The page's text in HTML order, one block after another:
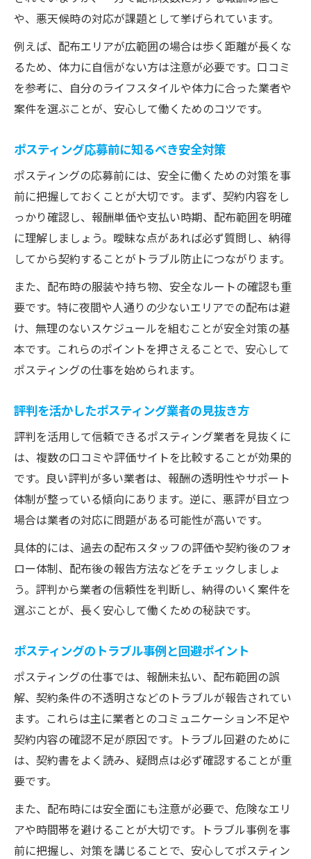
1000枚配布の費用と相場感を口コミで知る
意点
単価や枚数で変わるポスティング報酬の現
実
は
ポスティング応募時に注意すべき評判ポイ
ント
怪しいポスティング求人を避けるための基
準
トラブル回避のための応募チェックリスト
応募前に確認したいポスティングの信頼性
評判を活用した失敗しない応募のコツ
口コミが語るポスティングの実態と収入の真相
口コミで見抜くポスティングの収入のリア
実際の評判から分かるポスティング事情
ポスティング評判と収入実績のギャップ
体験談が示すポスティングの現場の声
評判や口コミから読み解く収入の真実
や、悪天候時の対応が課題として挙げられています。
例えば、配布エリアが広範囲の場合は歩く距離が長くな
るため、体力に自信がない方は注意が必要です。口コミ
を参考に、自分のライフスタイルや体力に合った業者や
案件を選ぶことが、安心して働くためのコツです。
ポスティング応募前に知るべき安全対策
ポスティングの応募前には、安全に働くための対策を事
前に把握しておくことが大切です。まず、契約内容をし
っかり確認し、報酬単価や支払い時期、配布範囲を明確
に理解しましょう。曖昧な点があれば必ず質問し、納得
してから契約することがトラブル防止につながります。
また、配布時の服装や持ち物、安全なルートの確認も重
要です。特に夜間や人通りの少ないエリアでの配布は避
け、無理のないスケジュールを組むことが安全対策の基
本です。これらのポイントを押さえることで、安心して
ポスティングの仕事を始められます。
評判を活かしたポスティング業者の見抜き方
評判を活用して信頼できるポスティング業者を見抜くに
は、複数の口コミや評価サイトを比較することが効果的
です。良い評判が多い業者は、報酬の透明性やサポート
体制が整っている傾向にあります。逆に、悪評が目立つ
場合は業者の対応に問題がある可能性が高いです。
具体的には、過去の配布スタッフの評価や契約後のフォ
ロー体制、配布後の報告方法などをチェックしましょ
う。評判から業者の信頼性を判断し、納得のいく案件を
選ぶことが、長く安心して働くための秘訣です。
ポスティングのトラブル事例と回避ポイント
ポスティングの仕事では、報酬未払い、配布範囲の誤
解、契約条件の不透明さなどのトラブルが報告されてい
ます。これらは主に業者とのコミュニケーション不足や
契約内容の確認不足が原因です。トラブル回避のために
は、契約書をよく読み、疑問点は必ず確認することが重
要です。
また、配布時には安全面にも注意が必要で、危険なエリ
アや時間帯を避けることが大切です。トラブル事例を事
前に把握し、対策を講じることで、安心してポスティン